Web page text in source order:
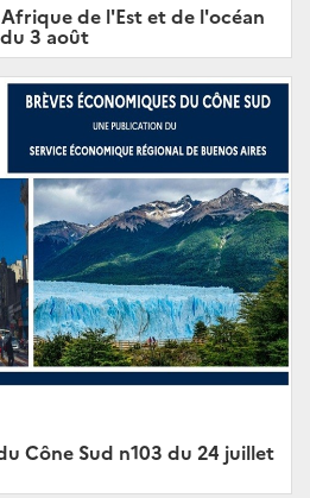
de l'Est et de l'océan
3 août
Cône Sud n103 du 24 juillet